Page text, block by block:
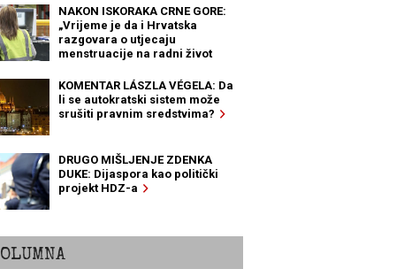
NAKON ISKORAKA CRNE GORE:
„Vrijeme je da i Hrvatska
razgovara o utjecaju
menstruacije na radni život
KOMENTAR LÁSZLA VÉGELA: Da
li se autokratski sistem može
srušiti pravnim sredstvima?
DRUGO MIŠLJENJE ZDENKA
DUKE: Dijaspora kao politički
projekt HDZ-a
KOLUMNA